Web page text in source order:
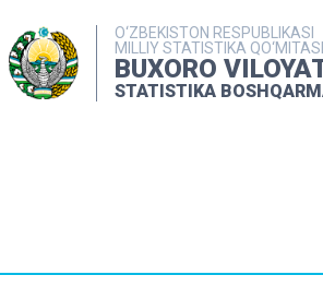
O‘ZBEKISTON RESPUBLIKASI
MILLIY STATISTIKA QO‘MITASI
BUXORO
STATISTIKA
MATBUOT XIZMATI
MUROJAATLAR